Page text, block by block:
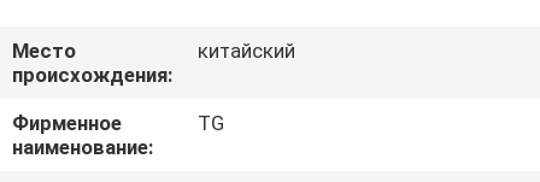
ПУТЕШЕСТВИЕ
ФАБРИКИ
Место
происхождения:
китайский
Фирменное
наименование:
TG